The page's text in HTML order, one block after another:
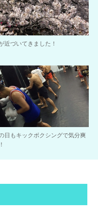
近づいてきました！
日もキックボクシングで気分爽